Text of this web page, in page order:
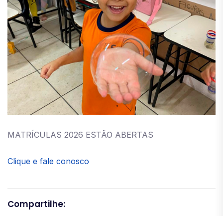
MATRÍCULAS 2026 ESTÃO ABERTAS
Clique e fale conosco
Compartilhe: